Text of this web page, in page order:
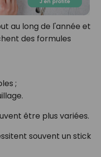
au long de l'année et
des formules
;
être plus variées.
souvent un stick